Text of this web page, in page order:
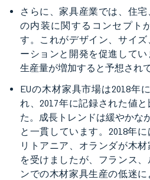
さらに、家具産業では、住
の内装に関するコンセプト
す。これがデザイン、サイ
ーションと開発を促進して
生産量が増加すると予想され
EUの木材家具市場は2018年
れ、2017年に記録された値
た。成長トレンドは緩やかな
と一貫しています。2018年
リトアニア、オランダが木
を受けましたが、フランス
ンでの木材家具生産の低迷に